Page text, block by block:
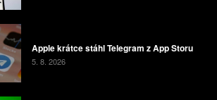
Apple krátce stáhl Telegram z App Storu
5. 8. 2026